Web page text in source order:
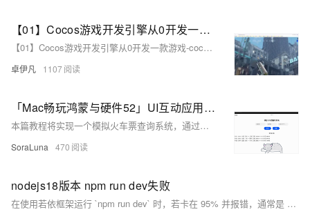
【01】Cocos游戏开发引擎从0开发一款游戏-cocos环境搭建以及配置-Cocos Creator软件系统下载安装-node环境-优雅草卓伊凡
【01】Cocos游戏开发引擎从0开发一款游戏-cocos环境搭建以及配置-Cocos Creator软件系统下载安装-node环境-优雅草卓伊凡
卓伊凡 1107
「Mac畅玩鸿蒙与硬件52」UI互动应用篇29 - 模拟火车票查询系统
本篇教程将实现一个模拟火车票查询系统，通过输入条件筛选车次信息，并展示动态筛选结果，学习事件处理、状态管理和界面展示的综合开发技巧。
SoraLuna 470
nodejs18版本 npm run dev失败
在使用若依框架运行 `npm run dev` 时，若卡在 95% 并报错，通常是 Node.js 17+ 与 Webpack 的兼容性问题。原因是 OpenSSL 3 的加密算法变化导致依赖冲突。解决方法：Windows 下运行 `set NODE_OPTIONS=--openssl-legacy-provider`，macOS/Linux 使用 `export NODE_OPTIONS=--openssl-legacy-provider`，然后重新启动开发服务即可。此设置让 Node.js 启用旧版加密支持，恢复正常构建流程。